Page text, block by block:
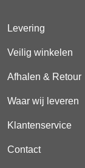
Levering
Veilig winkelen
Afhalen & Retour
Waar wij leveren
Klantenservice
Contact